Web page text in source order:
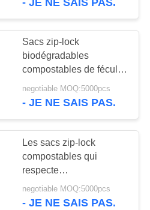
de
26
Sacs zip-lock
biodégradables
compostables de fécule
de maïs de sac de
catégorie comestible bio
negotiable MOQ:5000pcs
- JE NE SAIS PAS.
Les sacs zip-lock
compostables qui
respecte
l'environnement, sachets
en plastique de serrure
negotiable MOQ:5000pcs
- JE NE SAIS PAS.